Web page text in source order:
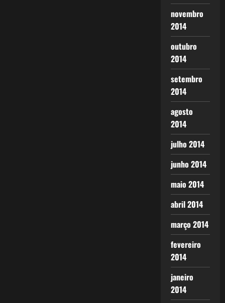
novembro
2014
outubro
2014
setembro
2014
agosto
2014
julho 2014
junho 2014
maio 2014
abril 2014
março 2014
fevereiro
2014
janeiro
2014